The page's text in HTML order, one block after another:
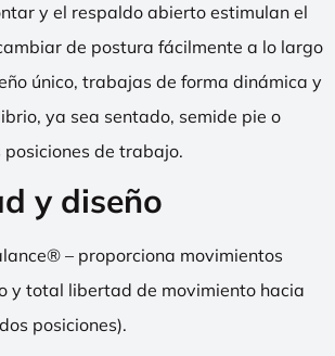
y el respaldo abierto estimulan el
de postura fácilmente a lo largo
único, trabajas de forma dinámica y
ya sea sentado, semide pie o
de trabajo.
y diseño
– proporciona movimientos
y total libertad de movimiento hacia
posiciones).